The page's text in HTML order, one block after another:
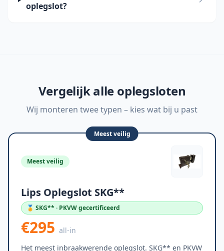
oplegslot?
Vergelijk alle oplegsloten
Wij monteren twee typen – kies wat bij u past
Meest veilig
Meest veilig
Lips Oplegslot SKG**
🏅 SKG** · PKVW gecertificeerd
€295 all-in
Het meest inbraakwerende oplegslot. SKG** en PKVW